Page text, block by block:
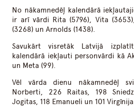
No nākamnedēļ kalendārā
ir arī vārdi Rita (5796), Vita
(3268) un Arnolds (1438).
Savukārt visretāk Latvijā
kalendārā iekļauti personvārdi kā
un Meta (99).
Vēl vārda dienu nākamnedēļ
Norberti, 226 Raitas, 198
Jogitas, 118 Emanueli un 101